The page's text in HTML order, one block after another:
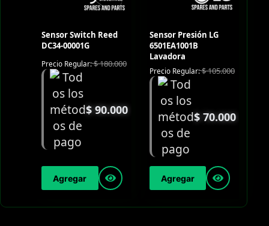
Sensor Switch Reed
DC34-00001G
Precio Regular:$180.000
$90.000
Agregar
Sensor Presión LG
6501EA1001B
Lavadora
Precio Regular:$105.000
$70.000
Agregar